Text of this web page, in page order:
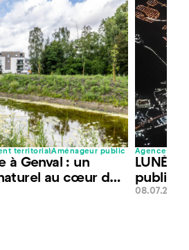
territorialAménageur public
à Genval : un
au cœur des
Agence de
LUNÉfil
public
08.07.2026